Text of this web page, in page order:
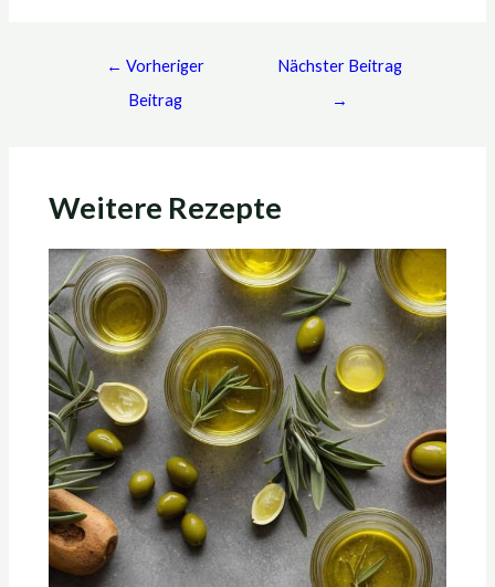
← Vorheriger
Beitrag
Nächster Beitrag
→
Weitere Rezepte